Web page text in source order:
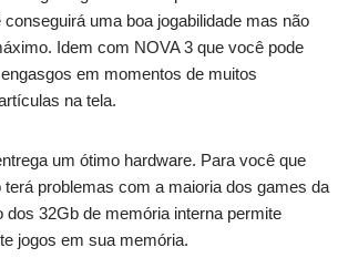
uma boa jogabilidade mas não
Idem com NOVA 3 que você pode
em momentos de muitos
na tela.
um ótimo hardware. Para você que
terá problemas com a maioria dos games da
dos 32Gb de memória interna permite
jogos em sua memória.